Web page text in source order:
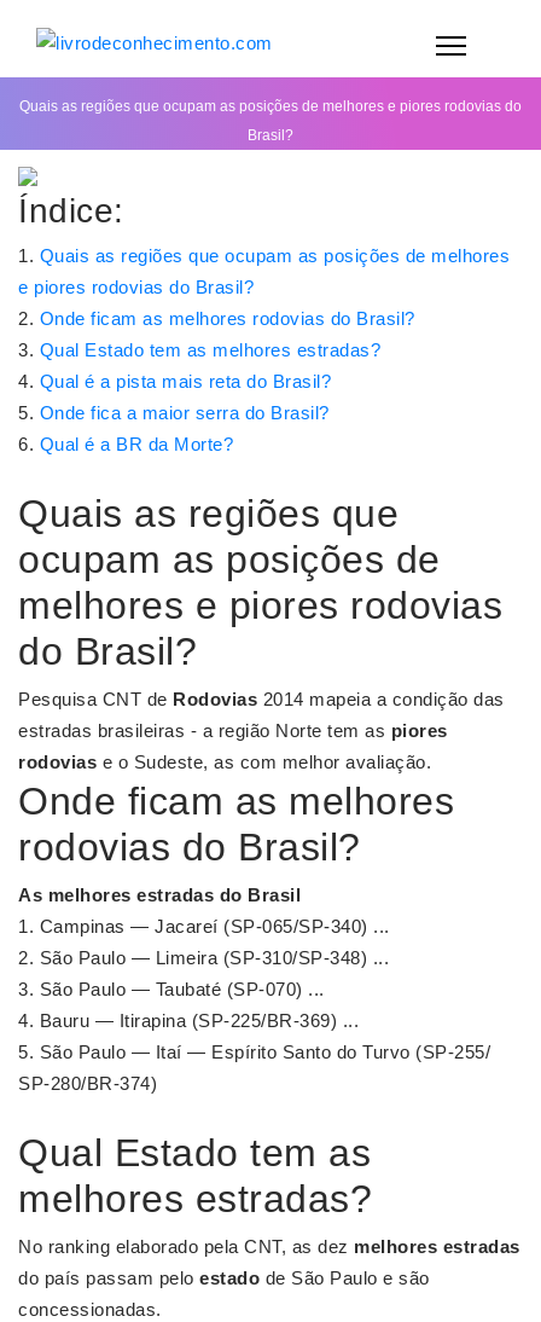
Quais as regiões que ocupam as posições de melhores e piores rodovias do
Brasil?
Índice:
Quais as regiões que ocupam as posições de melhores
e piores rodovias do Brasil?
Onde ficam as melhores rodovias do Brasil?
Qual Estado tem as melhores estradas?
Qual é a pista mais reta do Brasil?
Onde fica a maior serra do Brasil?
Qual é a BR da Morte?
Quais as regiões que
ocupam as posições de
melhores e piores rodovias
do Brasil?
Pesquisa CNT de Rodovias 2014 mapeia a condição das
estradas brasileiras - a região Norte tem as piores
rodovias e o Sudeste, as com melhor avaliação.
Onde ficam as melhores
rodovias do Brasil?
As melhores estradas do Brasil
Campinas — Jacareí (SP-065/SP-340) ...
São Paulo — Limeira (SP-310/SP-348) ...
São Paulo — Taubaté (SP-070) ...
Bauru — Itirapina (SP-225/BR-369) ...
São Paulo — Itaí — Espírito Santo do Turvo (SP-255/
SP-280/BR-374)
Qual Estado tem as
melhores estradas?
No ranking elaborado pela CNT, as dez melhores estradas
do país passam pelo estado de São Paulo e são
concessionadas.